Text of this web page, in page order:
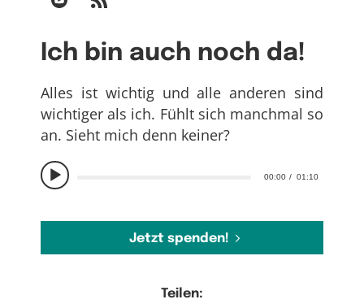
Ich bin auch noch da!
00:00 01:10
Alles ist wichtig und alle anderen sind
wichtiger als ich. Fühlt sich manchmal so
an. Sieht mich denn keiner?
Jetzt spenden!
Teilen: